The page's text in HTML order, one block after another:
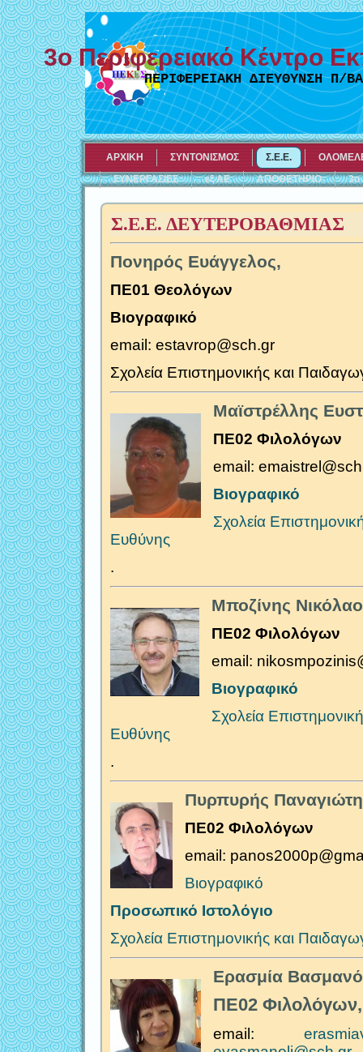
3ο Περιφερειακό Κέντρο
ΠΕΡΙΦΕΡΕΙΑΚΗ ΔΙΕΥΘΥΝΣΗ Π/
ΑΡΧΙΚΗ ΣΥΝΤΟΝΙΣΜΟΣ Σ.Ε.Ε.
ΣΥΝΕΡΓΑΣΙΕΣ
εξ ΑΕ ΑΠΟΘΕΤΗΡΙΟ 3ο
Σ.Ε.Ε. ΔΕΥΤΕΡΟΒΑΘΜΙΑΣ
Πονηρός Ευάγγελος,
ΠΕ01 Θεολόγων
Βιογραφικό
email: estavrop@sch.gr
Σχολεία Επιστημονικής και
Μαϊστρέλλης
ΠΕ02 Φιλολόγων
email:
Βιογραφικό
Σχολεία
Ευθύνης
.
Μποζίνης
ΠΕ02 Φιλολόγων
email:
Βιογραφικό
Σχολεία
Ευθύνης
.
Πυρπυρής
ΠΕ02 Φιλολόγων
email:
Βιογραφικό
Προσωπικό Ιστολόγιο
Σχολεία Επιστημονικής και
Ερασμία
ΠΕ02 Φιλολόγων,
email: